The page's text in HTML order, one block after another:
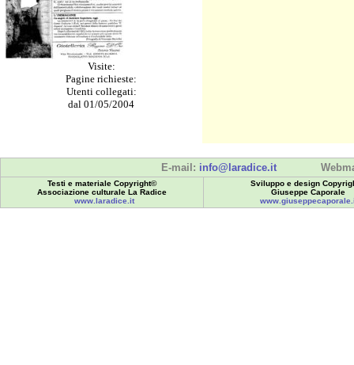
Visite:
Pagine richieste:
Utenti collegati:
dal 01/05/2004
E-mail: info@laradice.it
Testi e materiale Copyright©
Associazione culturale La Radice
www.laradice.it
Sviluppo e design
Giuseppe Caporale